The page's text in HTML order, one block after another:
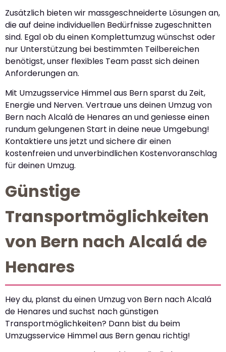
Zusätzlich bieten wir massgeschneiderte Lösungen an,
die auf deine individuellen Bedürfnisse zugeschnitten
sind. Egal ob du einen Komplettumzug wünschst oder
nur Unterstützung bei bestimmten Teilbereichen
benötigst, unser flexibles Team passt sich deinen
Anforderungen an.
Mit Umzugsservice Himmel aus Bern sparst du Zeit,
Energie und Nerven. Vertraue uns deinen Umzug von
Bern nach Alcalá de Henares an und geniesse einen
rundum gelungenen Start in deine neue Umgebung!
Kontaktiere uns jetzt und sichere dir einen
kostenfreien und unverbindlichen Kostenvoranschlag
für deinen Umzug.
Günstige
Transportmöglichkeiten
von Bern nach Alcalá de
Henares
Hey du, planst du einen Umzug von Bern nach Alcalá
de Henares und suchst nach günstigen
Transportmöglichkeiten? Dann bist du beim
Umzugsservice Himmel aus Bern genau richtig!